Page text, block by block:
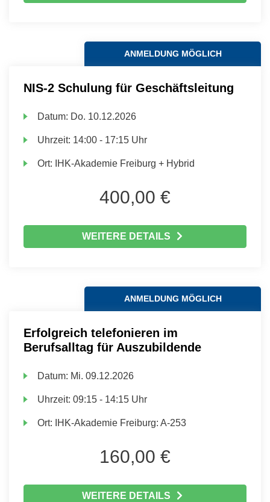
ANMELDUNG MÖGLICH
NIS-2 Schulung für Geschäftsleitung
Datum: Do. 10.12.2026
Uhrzeit: 14:00 - 17:15 Uhr
Ort: IHK-Akademie Freiburg + Hybrid
400,00 €
WEITERE DETAILS
ANMELDUNG MÖGLICH
Erfolgreich telefonieren im
Berufsalltag für Auszubildende
Datum: Mi. 09.12.2026
Uhrzeit:09:15 - 14:15 Uhr
Ort: IHK-Akademie Freiburg: A-253
160,00 €
WEITERE DETAILS